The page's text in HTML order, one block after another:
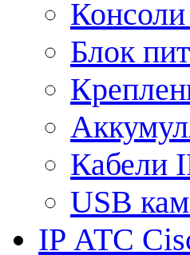
Блок
Кабели
USB
IP АТС